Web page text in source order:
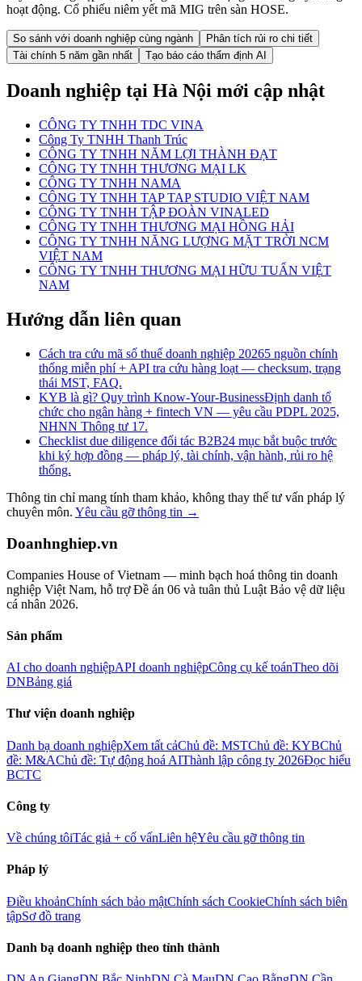
hoạt động. Cổ phiếu niêm yết mã MIG trên sàn HOSE.
So sánh với doanh nghiệp cùng ngành
Phân tích rủi ro chi tiết
Tài chính 5 năm gần nhất
Tạo báo cáo thẩm định AI
Doanh nghiệp tại Hà Nội mới cập nhật
CÔNG TY TNHH TDC VINA
Công Ty TNHH Thanh Trúc
CÔNG TY TNHH NĂM LỢI THÀNH ĐẠT
CÔNG TY TNHH THƯƠNG MẠI LK
CÔNG TY TNHH NAMA
CÔNG TY TNHH TAP TAP STUDIO VIỆT NAM
CÔNG TY TNHH TẬP ĐOÀN VINALED
CÔNG TY TNHH THƯƠNG MẠI HỒNG HẢI
CÔNG TY TNHH NĂNG LƯỢNG MẶT TRỜI NCM
VIỆT NAM
CÔNG TY TNHH THƯƠNG MẠI HỮU TUẤN VIỆT
NAM
Hướng dẫn liên quan
Cách tra cứu mã số thuế doanh nghiệp 20265 nguồn chính
thống miễn phí + API tra cứu hàng loạt — checksum, trạng
thái MST, FAQ.
KYB là gì? Quy trình Know-Your-BusinessĐịnh danh tổ
chức cho ngân hàng + fintech VN — yêu cầu PDPL 2025,
NHNN Thông tư 17.
Checklist due diligence đối tác B2B24 mục bắt buộc trước
khi ký hợp đồng — pháp lý, tài chính, vận hành, rủi ro hệ
thống.
Thông tin chỉ mang tính tham khảo, không thay thế tư vấn pháp lý
chuyên môn. Yêu cầu gỡ thông tin →
Doanhnghiep.vn
Companies House of Vietnam — minh bạch hoá thông tin doanh
nghiệp Việt Nam, hỗ trợ Đề án 06 và tuân thủ Luật Bảo vệ dữ liệu
cá nhân 2026.
Sản phẩm
AI cho doanh nghiệpAPI doanh nghiệpCông cụ kế toánTheo dõi
DNBảng giá
Thư viện doanh nghiệp
Danh bạ doanh nghiệpXem tất cảChủ đề: MSTChủ đề: KYBChủ
đề: M&AChủ đề: Tự động hoá AIThành lập công ty 2026Đọc hiểu
BCTC
Công ty
Về chúng tôiTác giả + cố vấnLiên hệYêu cầu gỡ thông tin
Pháp lý
Điều khoảnChính sách bảo mậtChính sách CookieChính sách biên
tậpSơ đồ trang
Danh bạ doanh nghiệp theo tỉnh thành